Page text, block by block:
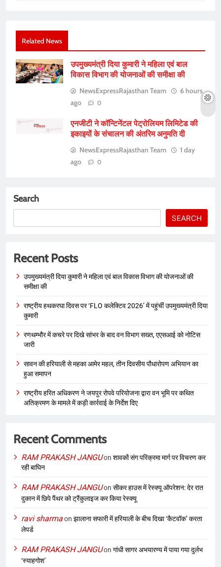
Related News
उपमुख्यमंत्री दिया कुमारी ने महिला एवं बाल
विकास विभाग की योजनाओं की समीक्षा की
NewsExpressRajasthan Team
6 hours
ago
0
एनजीटी ने कॉन्टिनेंटल पेट्रोलियम लिमिटेड की
इकाइयों के संचालन की अंतरिम अनुमति दी
NewsExpressRajasthan Team
1 day
ago
0
Search
SEARCH
Recent Posts
उपमुख्यमंत्री दिया कुमारी ने महिला एवं बाल विकास विभाग की योजनाओं की
समीक्षा की
राष्ट्रीय हथकरघा दिवस पर ‘FLO कलेक्टिव 2026’ में पहुंचीं उपमुख्यमंत्री दिया
कुमारी
रणथम्भौर में कचरे पर दिखे सांभर के बाद वन विभाग सख्त, एएसआई को नोटिस
जारी
सावन की हरियाली से महका आमेर महल, तीन दिवसीय पौधारोपण अभियान का
हुआ समापन
राष्ट्रीय हरित अधिकरण ने जयपुर रोपवे परियोजना द्वारा वन भूमि पर कथित
अतिक्रमण के मामले में कड़ी कार्रवाई के निर्देश दिए
Recent Comments
RAM PRAKASH JANGUon शावकों संग परिक्रमा मार्ग पर विचरण कर
रही बाघिन
RAM PRAKASH JANGUon सीकर हाउस में रेस्क्यू ऑपरेशन: देर रात
दुकान में छिपे पैंथर को ट्रैंकुलाइज कर किया रेस्क्यू
ravi sharmaon झालाना सफारी में हरियाली के बीच दिखा ‘कैटवॉक’ करता
लेपर्ड
RAM PRAKASH JANGUon गांधी सागर अभयारण्य में पाया गया दुर्लभ
‘स्याहगोश’